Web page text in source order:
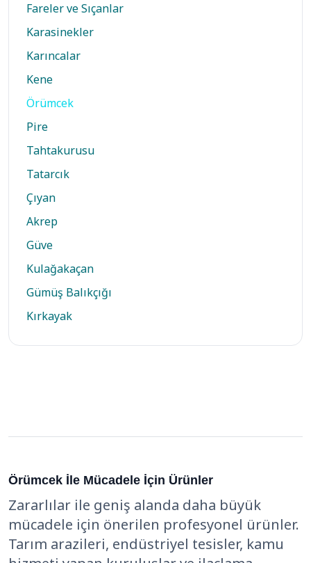
Fareler ve Sıçanlar
Karasinekler
Karıncalar
Kene
Örümcek
Pire
Tahtakurusu
Tatarcık
Çıyan
Akrep
Güve
Kulağakaçan
Gümüş Balıkçığı
Kırkayak
Örümcek İle Mücadele İçin Ürünler
Zararlılar ile geniş alanda daha büyük
mücadele için önerilen profesyonel ürünler.
Tarım arazileri, endüstriyel tesisler, kamu